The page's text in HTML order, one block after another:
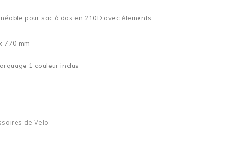
pour sac à dos en 210D avec élements
770 mm
1 couleur inclus
de Velo